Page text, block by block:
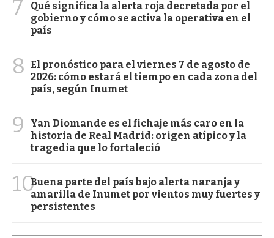
7
Qué significa la alerta roja decretada por el
gobierno y cómo se activa la operativa en el
país
8
El pronóstico para el viernes 7 de agosto de
2026: cómo estará el tiempo en cada zona del
país, según Inumet
9
Yan Diomande es el fichaje más caro en la
historia de Real Madrid: origen atípico y la
tragedia que lo fortaleció
10Buena parte del país bajo alerta naranja y
amarilla de Inumet por vientos muy fuertes y
persistentes